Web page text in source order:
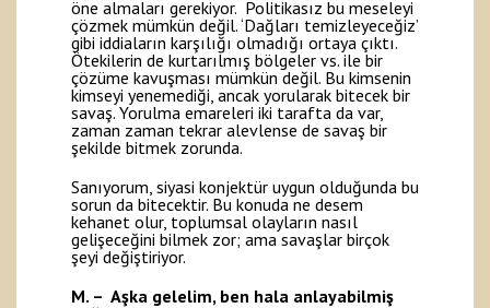
öne almaları gerekiyor. Politikasız bu meseleyi
çözmek mümkün değil. ‘Dağları temizleyeceğiz’
gibi iddiaların karşılığı olmadığı ortaya çıktı.
Ötekilerin de kurtarılmış bölgeler vs. ile bir
çözüme kavuşması mümkün değil. Bu kimsenin
kimseyi yenemediği, ancak yorularak bitecek bir
savaş. Yorulma emareleri iki tarafta da var,
zaman zaman tekrar alevlense de savaş bir
şekilde bitmek zorunda.
Sanıyorum, siyasi konjektür uygun olduğunda bu
sorun da bitecektir. Bu konuda ne desem
kehanet olur, toplumsal olayların nasıl
gelişeceğini bilmek zor; ama savaşlar birçok
şeyi değiştiriyor.
M. – Aşka gelelim, ben hala anlayabilmiş